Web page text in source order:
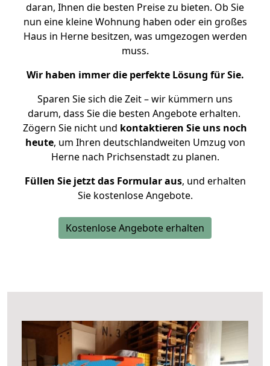
daran, Ihnen die besten Preise zu bieten. Ob Sie
nun eine kleine Wohnung haben oder ein großes
Haus in Herne besitzen, was umgezogen werden
muss.
Wir haben immer die perfekte Lösung für Sie.
Sparen Sie sich die Zeit – wir kümmern uns
darum, dass Sie die besten Angebote erhalten.
Zögern Sie nicht und kontaktieren Sie uns noch
heute, um Ihren deutschlandweiten Umzug von
Herne nach Prichsenstadt zu planen.
Füllen Sie jetzt das Formular aus, und erhalten
Sie kostenlose Angebote.
Kostenlose Angebote erhalten